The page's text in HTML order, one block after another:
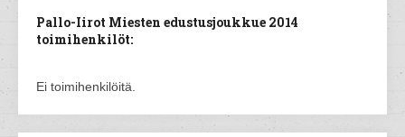
Pallo-Iirot Miesten edustusjoukkue 2014
toimihenkilöt:
Ei toimihenkilöitä.